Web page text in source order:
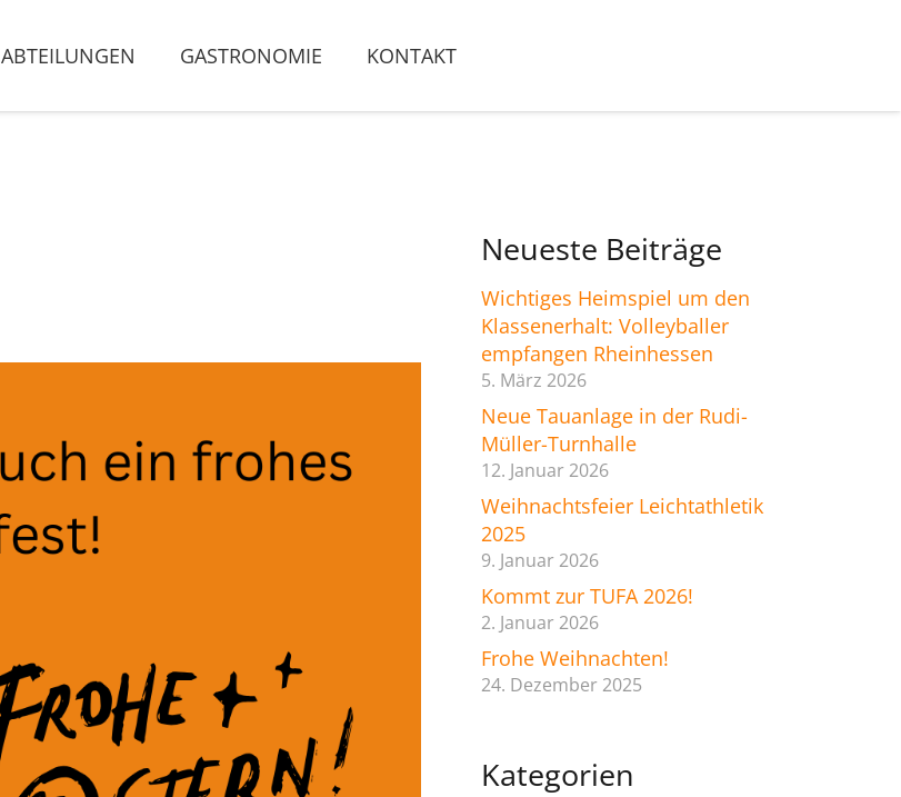
ABTEILUNGEN GASTRONOMIE KONTAKT
Neueste Beiträge
Wichtiges Heimspiel um den
Klassenerhalt: Volleyballer
empfangen Rheinhessen
5. März 2026
Neue Tauanlage in der Rudi-
Müller-Turnhalle
12. Januar 2026
Weihnachtsfeier Leichtathletik
2025
9. Januar 2026
Kommt zur TUFA 2026!
2. Januar 2026
Frohe Weihnachten!
24. Dezember 2025
Kategorien